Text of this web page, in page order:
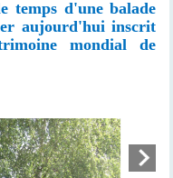
temps d'une balade
aujourd'hui inscrit
mondial de